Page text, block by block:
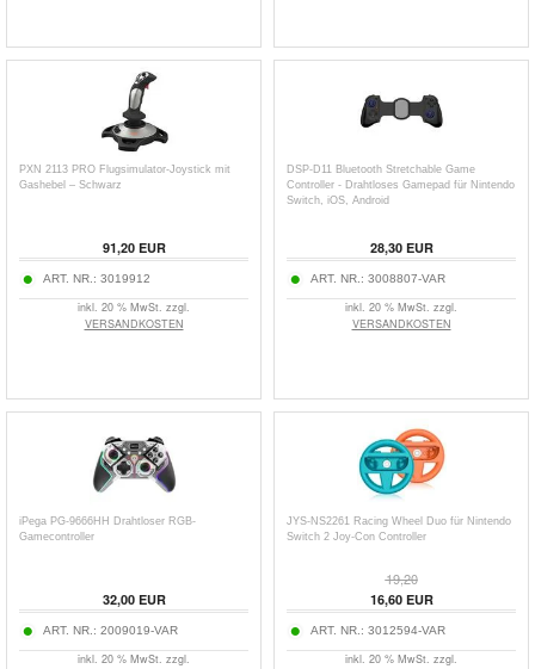
PXN 2113 PRO Flugsimulator-Joystick mit
Gashebel – Schwarz
91,20EUR
ART. NR.: 3019912
inkl. 20 % MwSt. zzgl.
VERSANDKOSTEN
DSP-D11 Bluetooth Stretchable Game
Controller - Drahtloses Gamepad für Nintendo
Switch, iOS, Android
28,30EUR
ART. NR.: 3008807-VAR
inkl. 20 % MwSt. zzgl.
VERSANDKOSTEN
iPega PG-9666HH Drahtloser RGB-
Gamecontroller
32,00EUR
ART. NR.: 2009019-VAR
inkl. 20 % MwSt. zzgl.
JYS-NS2261 Racing Wheel Duo für Nintendo
Switch 2 Joy-Con Controller
19,20
16,60EUR
ART. NR.: 3012594-VAR
inkl. 20 % MwSt. zzgl.